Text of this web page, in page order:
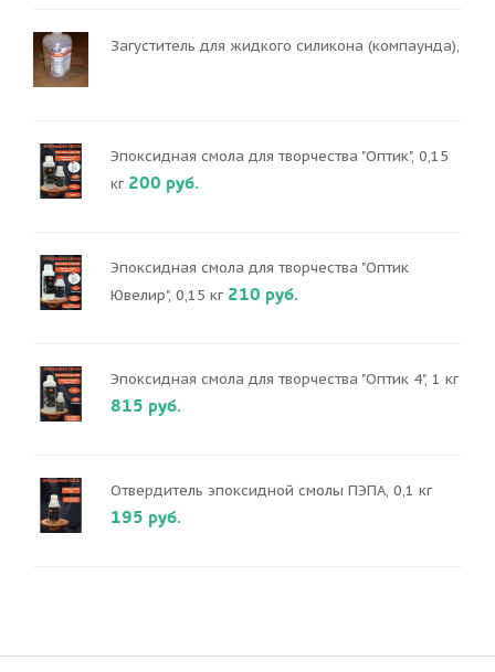
Загуститель для жидкого силикона (компаунда),
Эпоксидная смола для творчества "Оптик", 0,15
кг 200 руб.
Эпоксидная смола для творчества "Оптик
Ювелир", 0,15 кг 210 руб.
Эпоксидная смола для творчества "Оптик 4", 1 кг
815 руб.
Отвердитель эпоксидной смолы ПЭПА, 0,1 кг
195 руб.